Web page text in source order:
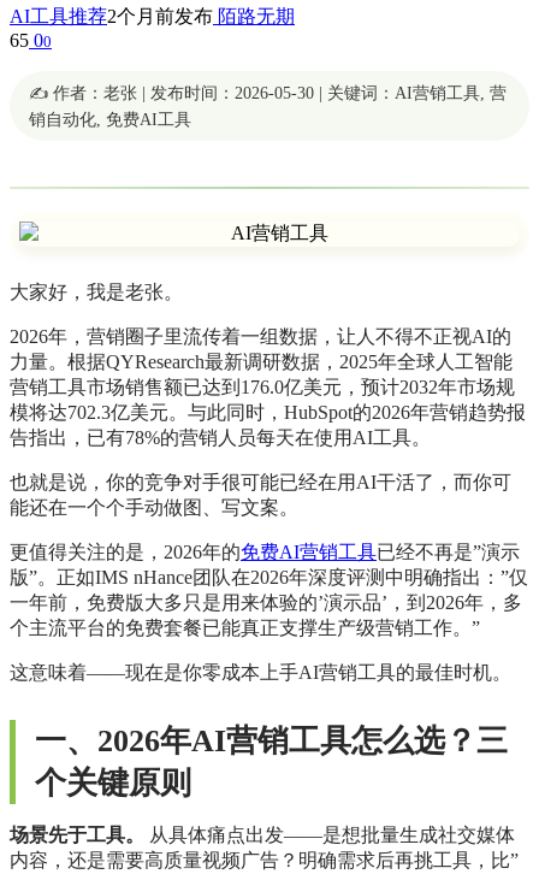
AI工具推荐2个月前发布 陌路无期
65 00
✍️ 作者：老张 | 发布时间：2026-05-30 | 关键词：AI营销工具, 营
销自动化, 免费AI工具
大家好，我是老张。
2026年，营销圈子里流传着一组数据，让人不得不正视AI的
力量。根据QYResearch最新调研数据，2025年全球人工智能
营销工具市场销售额已达到176.0亿美元，预计2032年市场规
模将达702.3亿美元。与此同时，HubSpot的2026年营销趋势报
告指出，已有78%的营销人员每天在使用AI工具。
也就是说，你的竞争对手很可能已经在用AI干活了，而你可
能还在一个个手动做图、写文案。
更值得关注的是，2026年的免费AI营销工具已经不再是”演示
版”。正如IMS nHance团队在2026年深度评测中明确指出：”仅
一年前，免费版大多只是用来体验的’演示品’，到2026年，多
个主流平台的免费套餐已能真正支撑生产级营销工作。”
这意味着——现在是你零成本上手AI营销工具的最佳时机。
一、2026年AI营销工具怎么选？三
个关键原则
场景先于工具。
从具体痛点出发——是想批量生成社交媒体
内容，还是需要高质量视频广告？明确需求后再挑工具，比”